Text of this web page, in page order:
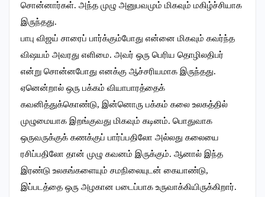
சொன்னார்கள். அந்த முழு அனுபவமும் மிகவும் மகிழ்ச்சியாக
இருந்தது.
பாபு விஜய் சாரைப் பார்க்கும்போது என்னை மிகவும் கவர்ந்த
விஷயம் அவரது எளிமை. அவர் ஒரு பெரிய தொழிலதிபர்
என்று சொன்னபோது எனக்கு ஆச்சரியமாக இருந்தது.
ஏனென்றால் ஒரு பக்கம் வியாபாரத்தைக்
கவனித்துக்கொண்டு, இன்னொரு பக்கம் கலை உலகத்தில்
முழுமையாக இறங்குவது மிகவும் கடினம். பொதுவாக
ஒருவருக்குக் கணக்குப் பார்ப்பதிலோ அல்லது கலையை
ரசிப்பதிலோ தான் முழு கவனம் இருக்கும். ஆனால் இந்த
இரண்டு உலகங்களையும் சமநிலையுடன் கையாண்டு,
இப்படத்தை ஒரு அழகான படைப்பாக உருவாக்கியிருக்கிறார்.